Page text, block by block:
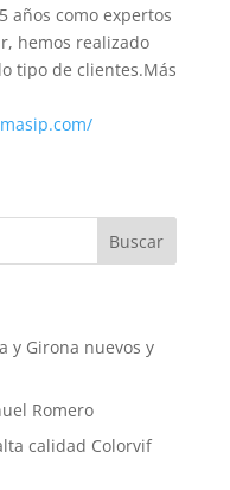
años como expertos
hemos realizado
tipo de clientes.Más
y Girona nuevos y
Romero
calidad Colorvif